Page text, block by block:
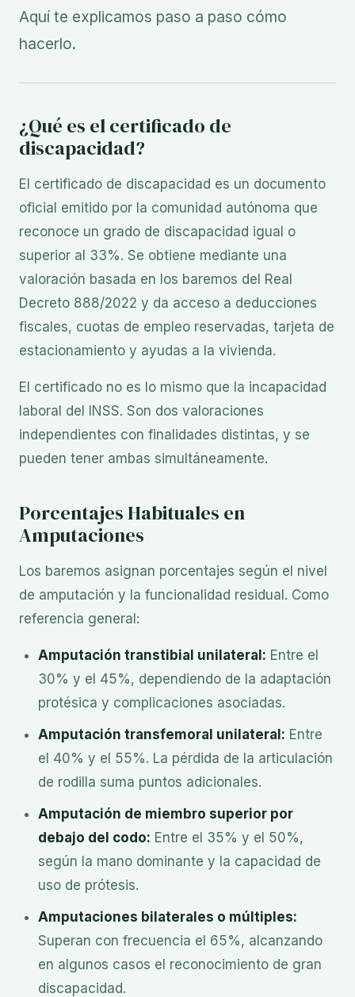
Aquí te explicamos paso a paso cómo
hacerlo.
¿Qué es el certificado de
discapacidad?
El certificado de discapacidad es un documento
oficial emitido por la comunidad autónoma que
reconoce un grado de discapacidad igual o
superior al 33%. Se obtiene mediante una
valoración basada en los baremos del Real
Decreto 888/2022 y da acceso a deducciones
fiscales, cuotas de empleo reservadas, tarjeta de
estacionamiento y ayudas a la vivienda.
El certificado no es lo mismo que la incapacidad
laboral del INSS. Son dos valoraciones
independientes con finalidades distintas, y se
pueden tener ambas simultáneamente.
Porcentajes Habituales en
Amputaciones
Los baremos asignan porcentajes según el nivel
de amputación y la funcionalidad residual. Como
referencia general:
Amputación transtibial unilateral: Entre el
30% y el 45%, dependiendo de la adaptación
protésica y complicaciones asociadas.
Amputación transfemoral unilateral: Entre
el 40% y el 55%. La pérdida de la articulación
de rodilla suma puntos adicionales.
Amputación de miembro superior por
debajo del codo: Entre el 35% y el 50%,
según la mano dominante y la capacidad de
uso de prótesis.
Amputaciones bilaterales o múltiples:
Superan con frecuencia el 65%, alcanzando
en algunos casos el reconocimiento de gran
discapacidad.